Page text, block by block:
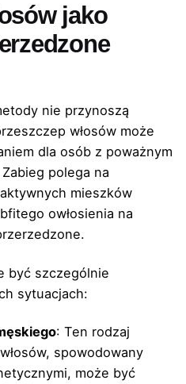
jako
nie przynoszą
włosów może
dla osób z poważnym
polega na
mieszków
owłosienia na
być szczególnie
sytuacjach:
: Ten rodzaj
spowodowany
może być